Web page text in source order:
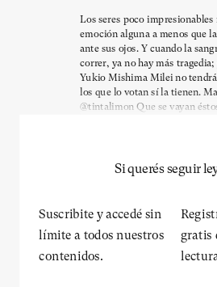
Los seres poco impresionables
emoción alguna a menos que
ante sus ojos. Y cuando la
correr, ya no hay más tragedia;
Yukio Mishima Milei no
los que lo votan sí la tienen.
@tintalimon Que se vayan
Si querés seguir
Suscribite y accedé sin
límite a todos nuestros
contenidos.
gratis